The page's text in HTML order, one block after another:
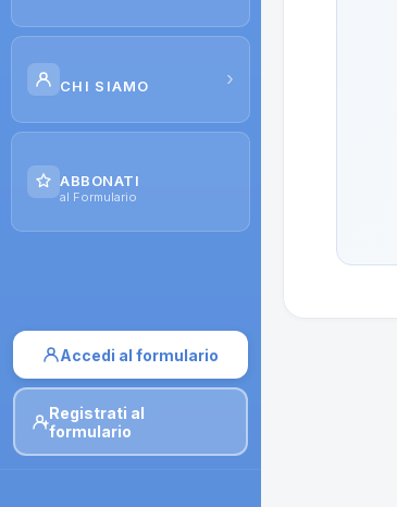
Corsi
Moduli di iscrizione
CHI SIAMO ›
Contatti
ABBONATI
al Formulario
Accedi al formulario
Registrati al
formulario